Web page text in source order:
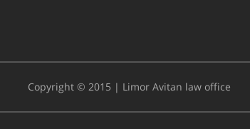
Copyright © 2015 | Limor Avitan law office